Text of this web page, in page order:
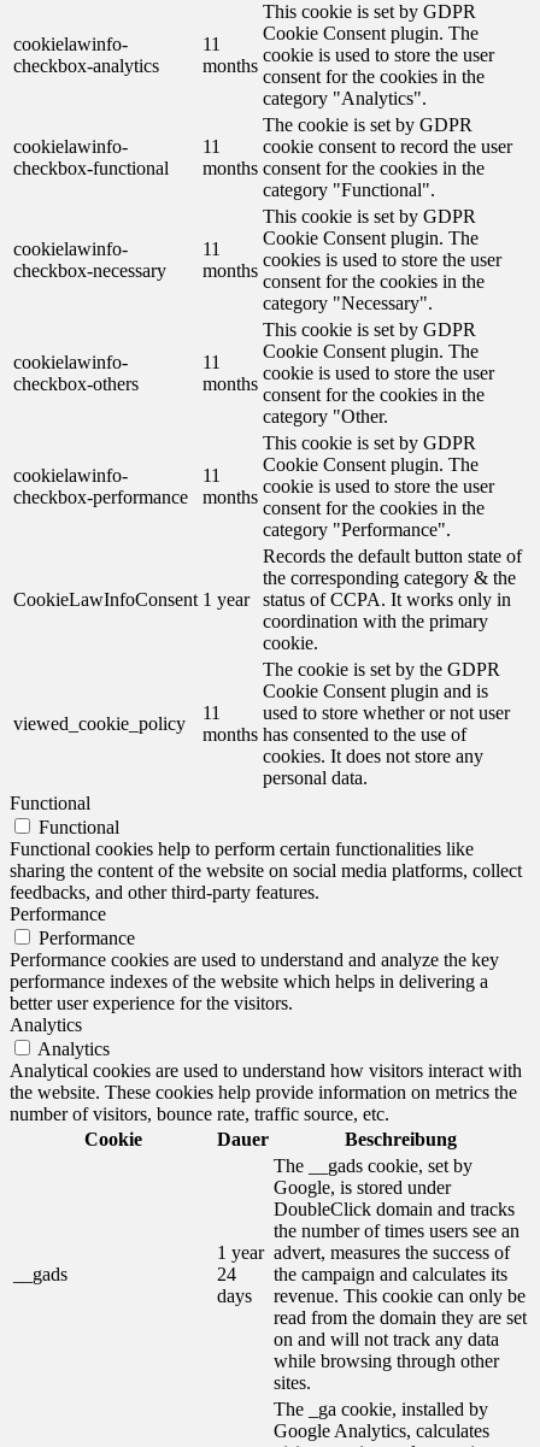
cookielawinfo-
checkbox-analytics
11
months
This cookie is set by GDPR
Cookie Consent plugin. The
cookie is used to store the user
consent for the cookies in the
category "Analytics".
cookielawinfo-
checkbox-functional
11
months
The cookie is set by GDPR
cookie consent to record the user
consent for the cookies in the
category "Functional".
cookielawinfo-
checkbox-necessary
11
months
This cookie is set by GDPR
Cookie Consent plugin. The
cookies is used to store the user
consent for the cookies in the
category "Necessary".
cookielawinfo-
checkbox-others
11
months
This cookie is set by GDPR
Cookie Consent plugin. The
cookie is used to store the user
consent for the cookies in the
category "Other.
cookielawinfo-
checkbox-performance
11
months
This cookie is set by GDPR
Cookie Consent plugin. The
cookie is used to store the user
consent for the cookies in the
category "Performance".
CookieLawInfoConsent 1 year
Records the default button state of
the corresponding category & the
status of CCPA. It works only in
coordination with the primary
cookie.
viewed_cookie_policy
11
months
The cookie is set by the GDPR
Cookie Consent plugin and is
used to store whether or not user
has consented to the use of
cookies. It does not store any
personal data.
Functional
Functional
Functional cookies help to perform certain functionalities like
sharing the content of the website on social media platforms, collect
feedbacks, and other third-party features.
Performance
Performance
Performance cookies are used to understand and analyze the key
performance indexes of the website which helps in delivering a
better user experience for the visitors.
Analytics
Analytics
Analytical cookies are used to understand how visitors interact with
the website. These cookies help provide information on metrics the
number of visitors, bounce rate, traffic source, etc.
Cookie
Dauer Beschreibung
__gads
1 year
24
days
The __gads cookie, set by
Google, is stored under
DoubleClick domain and tracks
the number of times users see an
advert, measures the success of
the campaign and calculates its
revenue. This cookie can only be
read from the domain they are set
on and will not track any data
while browsing through other
sites.
The _ga cookie, installed by
Google Analytics, calculates